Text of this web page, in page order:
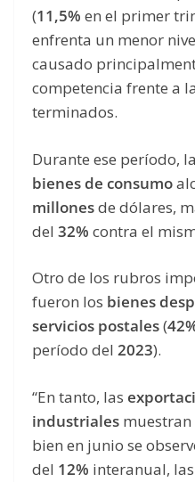
(11,5% en el primer
enfrenta un menor
causado
competencia frente a
terminados.
Durante ese período,
bienes de consumo
millonesde dólares,
del 32% contra el
Otro de los rubros
fueron los bienes
servicios postales(
período del 2023).
“En tanto, las
industriales muestran
bien en junio se
del 12% interanual,